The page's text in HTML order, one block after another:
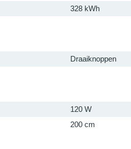
328 kWh
Draaiknoppen
120 W
200 cm